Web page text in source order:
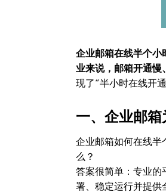
企业邮箱在线半个小
业来说，邮箱开通慢
现了“半小时在线开
一、企业邮箱
企业邮箱如何在线半
么？
答案很简单：专业
署、稳定运行并提